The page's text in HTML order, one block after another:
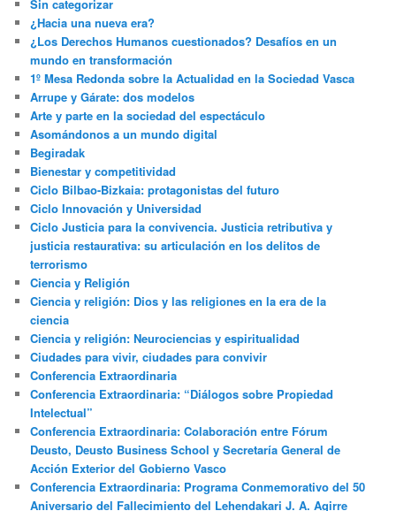
Sin categorizar
¿Hacia una nueva era?
¿Los Derechos Humanos cuestionados? Desafíos en un
mundo en transformación
1º Mesa Redonda sobre la Actualidad en la Sociedad Vasca
Arrupe y Gárate: dos modelos
Arte y parte en la sociedad del espectáculo
Asomándonos a un mundo digital
Begiradak
Bienestar y competitividad
Ciclo Bilbao-Bizkaia: protagonistas del futuro
Ciclo Innovación y Universidad
Ciclo Justicia para la convivencia. Justicia retributiva y
justicia restaurativa: su articulación en los delitos de
terrorismo
Ciencia y Religión
Ciencia y religión: Dios y las religiones en la era de la
ciencia
Ciencia y religión: Neurociencias y espiritualidad
Ciudades para vivir, ciudades para convivir
Conferencia Extraordinaria
Conferencia Extraordinaria: “Diálogos sobre Propiedad
Intelectual”
Conferencia Extraordinaria: Colaboración entre Fórum
Deusto, Deusto Business School y Secretaría General de
Acción Exterior del Gobierno Vasco
Conferencia Extraordinaria: Programa Conmemorativo del 50
Aniversario del Fallecimiento del Lehendakari J. A. Agirre